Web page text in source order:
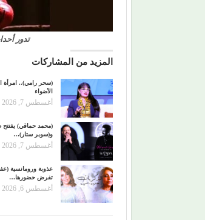
تدور
المزيد من المشاركات
(سحر رامي).. امرأة
الأضواء
أغسطس 7, 2026
(محمد حماقي) يفتتح
و(سوبر ستار)…
أغسطس 7, 2026
عذوبة ورومانسية
تفرض حضورها…
أغسطس 6, 2026